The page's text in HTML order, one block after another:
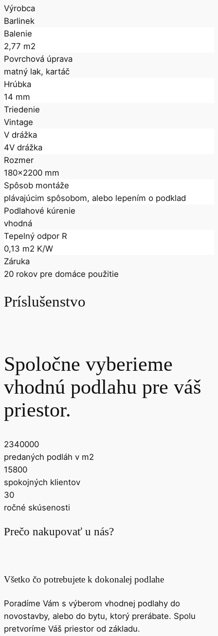
Výrobca
Barlinek
Balenie
2,77 m2
Povrchová úprava
matný lak, kartáč
Hrúbka
14 mm
Triedenie
Vintage
V drážka
4V drážka
Rozmer
180x2200 mm
Spôsob montáže
plávajúcim spôsobom, alebo lepením o podklad
Podlahové kúrenie
vhodná
Tepelný odpor R
0,13 m2 K/W
Záruka
20 rokov pre domáce použitie
Príslušenstvo
Spoločne vyberieme
vhodnú podlahu pre váš
priestor.
2340000
predaných podláh v m2
15800
spokojných klientov
30
ročné skúsenosti
Prečo nakupovať u nás?
Všetko čo potrebujete k dokonalej podlahe
Poradíme Vám s výberom vhodnej podlahy do
novostavby, alebo do bytu, ktorý prerábate. Spolu
pretvoríme Váš priestor od základu.